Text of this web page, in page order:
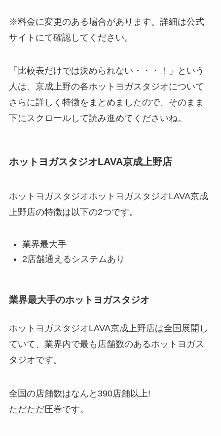
※料金に変更のある場合があります。詳細は公式
サイトにて確認してください。
「比較表だけでは決められない・・・！」という
人は、京成上野の各ホットヨガスタジオについて
さらに詳しく特徴をまとめましたので、そのまま
下にスクロールして読み進めてくださいね。
ホットヨガスタジオLAVA京成上野店
ホットヨガスタジオホットヨガスタジオLAVA京成
上野店の特徴は以下の2つです。
業界最大手
2店舗通えるシステムあり
業界最大手のホットヨガスタジオ
ホットヨガスタジオLAVA京成上野店は全国展開し
ていて、業界内で最も店舗数のあるホットヨガス
タジオです。
全国の店舗数はなんと 390店舗以上!
ただただ圧巻です。